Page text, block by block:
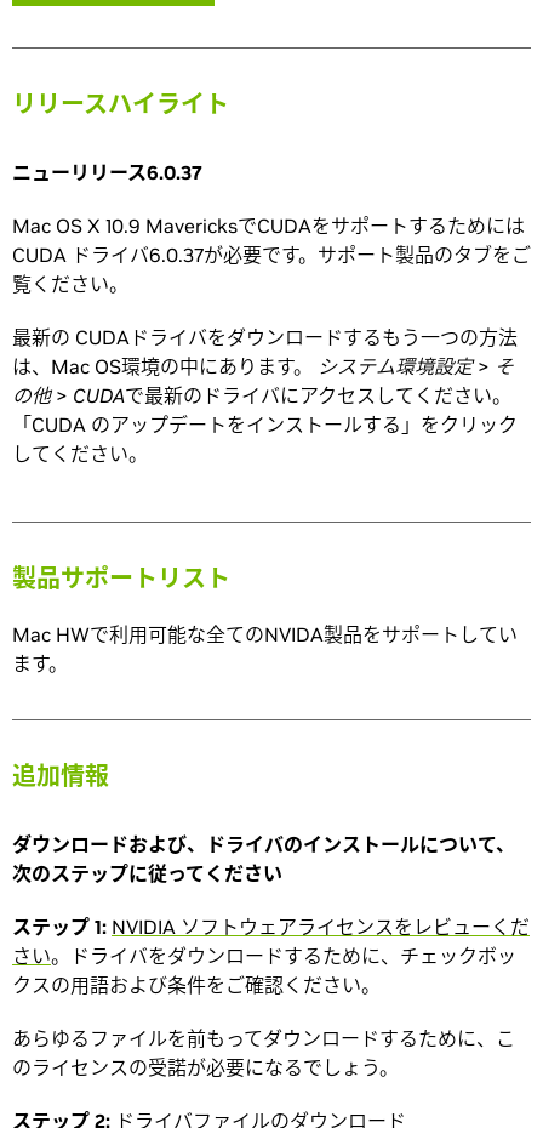
リリースハイライト
ニューリリース6.0.37
Mac OS X 10.9 MavericksでCUDAをサポートするためには
CUDA ドライバ6.0.37が必要です。サポート製品のタブをご
覧ください。
最新の CUDAドライバをダウンロードするもう一つの方法
は、Mac OS環境の中にあります。 システム環境設定> そ
の他> CUDAで最新のドライバにアクセスしてください。
「CUDA のアップデートをインストールする」をクリック
してください。
製品サポートリスト
Mac HWで利用可能な全てのNVIDA製品をサポートしてい
ます。
追加情報
ダウンロードおよび、ドライバのインストールについて、
次のステップに従ってください
ステップ 1: NVIDIA ソフトウェアライセンスをレビューくだ
さい。ドライバをダウンロードするために、チェックボッ
クスの用語および条件をご確認ください。
あらゆるファイルを前もってダウンロードするために、こ
のライセンスの受諾が必要になるでしょう。
ステップ 2: ドライバファイルのダウンロード